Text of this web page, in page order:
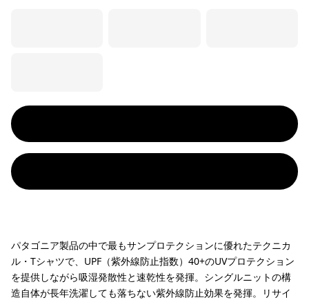
パタゴニア製品の中で最もサンプロテクションに優れたテクニカ
ル・Tシャツで、UPF（紫外線防止指数）40+のUVプロテクション
を提供しながら吸湿発散性と速乾性を発揮。シングルニットの構
造自体が長年洗濯しても落ちない紫外線防止効果を発揮。リサイ